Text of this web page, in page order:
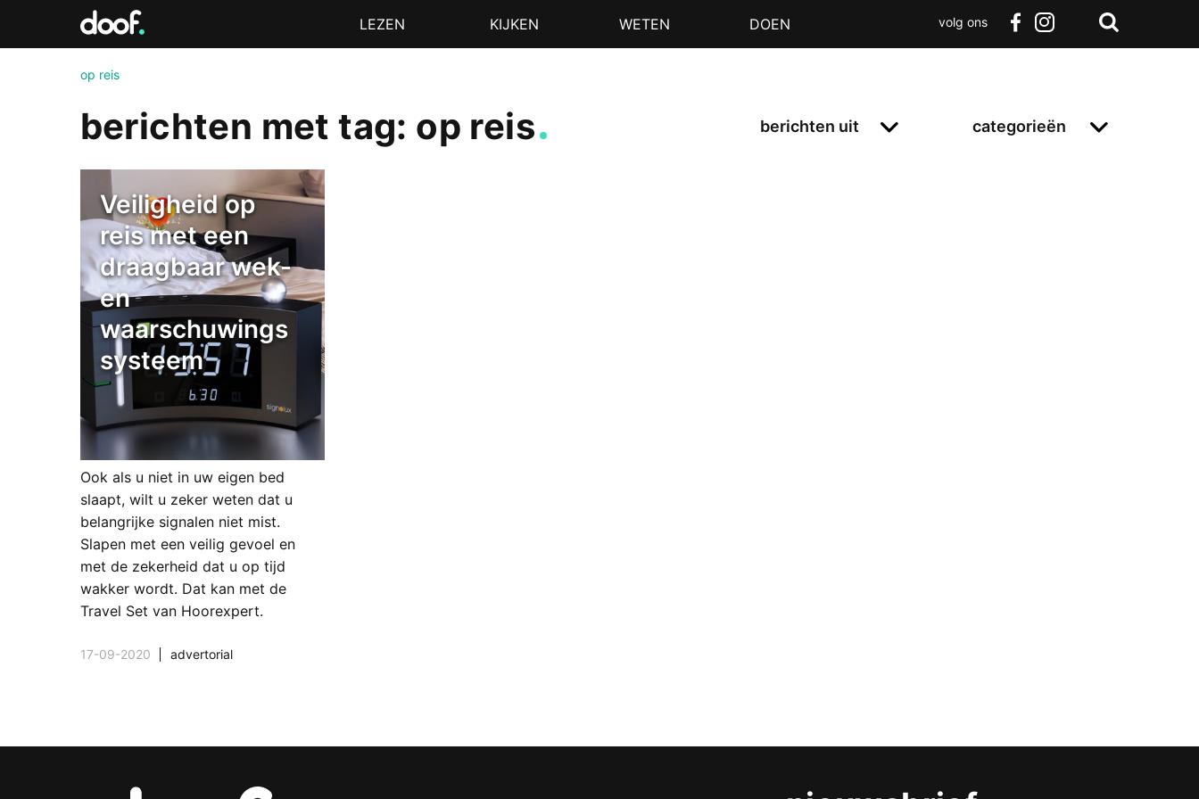
MenuLEZEN KIJKEN WETEN DOEN
volg ons
op reis
berichten met tag: op reis berichten uit categorieën
Veiligheid op
reis met een
draagbaar wek-
en
waarschuwings
systeem
Ook als u niet in uw eigen bed
slaapt, wilt u zeker weten dat u
belangrijke signalen niet mist.
Slapen met een veilig gevoel en
met de zekerheid dat u op tijd
wakker wordt. Dat kan met de
Travel Set van Hoorexpert.
17-09-2020 advertorial
Doof.nl
Zoeken
Terug